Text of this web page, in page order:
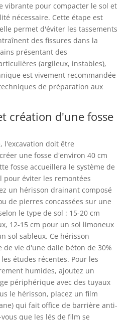
vibrante pour compacter le sol et
nécessaire. Cette étape est
permet d'éviter les tassements
des fissures dans la
présentant des
(argileux, instables),
est vivement recommandée
de préparation aux
création d'une fosse
l'excavation doit être
une fosse d'environ 40 cm
fosse accueillera le système de
pour éviter les remontées
un hérisson drainant composé
de pierres concassées sur une
le type de sol : 15-20 cm
12-15 cm pour un sol limoneux
sol sableux. Ce hérisson
de vie d'une dalle béton de 30%
études récentes. Pour les
humides, ajoutez un
périphérique avec des tuyaux
le hérisson, placez un film
qui fait office de barrière anti-
que les lés de film se